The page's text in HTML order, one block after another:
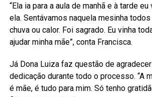
“Ela ia para a aula de manhã e à tarde
ela. Sentávamos naquela mesinha
chuva ou calor. Foi sagrado. Eu vinha
ajudar minha mãe”, conta Francisca.
Já Dona Luiza faz questão de
dedicação durante todo o processo. “A
é mãe, é tudo para mim. Só tenho